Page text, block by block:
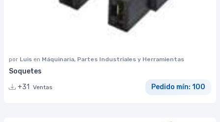
por Luis en Máquinaria, Partes Industriales y Herramientas
Soquetes
+31
Ventas Pedido mín: 100